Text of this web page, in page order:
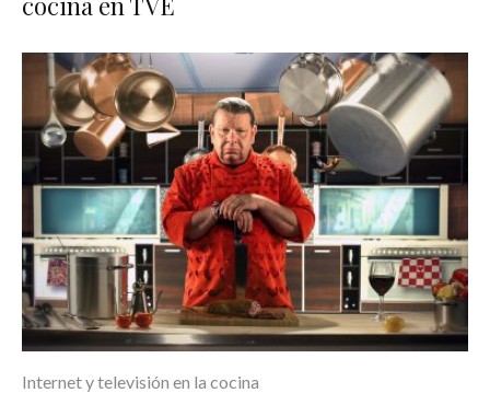
Internet y televisión en la cocina